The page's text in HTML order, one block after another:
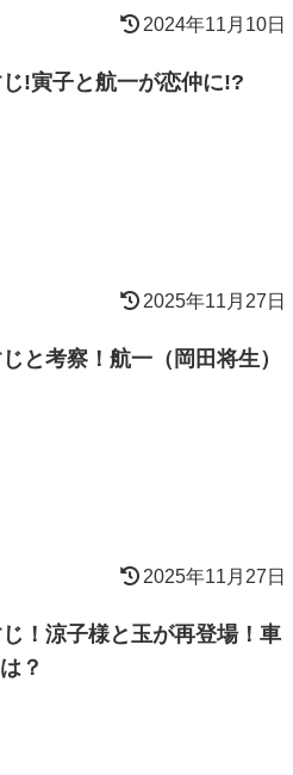
2024年11月10日
じ!寅子と航一が恋仲に!?
2025年11月27日
と考察！航一（岡田将生）
2025年11月27日
！涼子様と玉が再登場！車
？